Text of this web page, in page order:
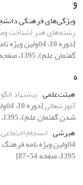
ویژگی‌های فرهنگی
رشته‌های هنر (شناخت
[دوره 10،
گفتمان علم)، 1395، صفحه 5-33]
ه
هیئت‌علمی پیشنهاد
آموزشعالی
شدن گفتمان علم)، 1395، صفحه 116-148]
هیرشی انسجام
4(اولین ویژه نامه
1395، صفحه 54-87]